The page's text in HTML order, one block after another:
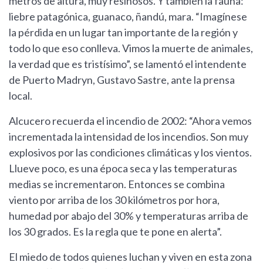
liebre patagónica, guanaco, ñandú, mara. “Imagínese
la pérdida en un lugar tan importante de la región y
todo lo que eso conlleva. Vimos la muerte de animales,
la verdad que es tristísimo”, se lamentó el intendente
de Puerto Madryn, Gustavo Sastre, ante la prensa
local.
Alcucero recuerda el incendio de 2002: “Ahora vemos
incrementada la intensidad de los incendios. Son muy
explosivos por las condiciones climáticas y los vientos.
Llueve poco, es una época seca y las temperaturas
medias se incrementaron. Entonces se combina
viento por arriba de los 30 kilómetros por hora,
humedad por abajo del 30% y temperaturas arriba de
los 30 grados. Es la regla que te pone en alerta”.
El miedo de todos quienes luchan y viven en esta zona